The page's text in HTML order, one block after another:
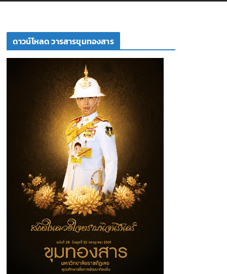
ดาวน์โหลด วารสารขุมทองสาร